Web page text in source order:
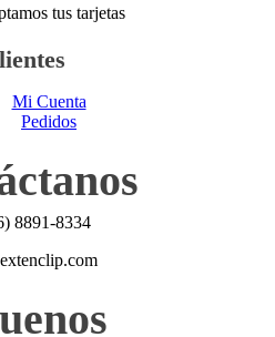
Mi Cuenta
Pedidos
8891-8334